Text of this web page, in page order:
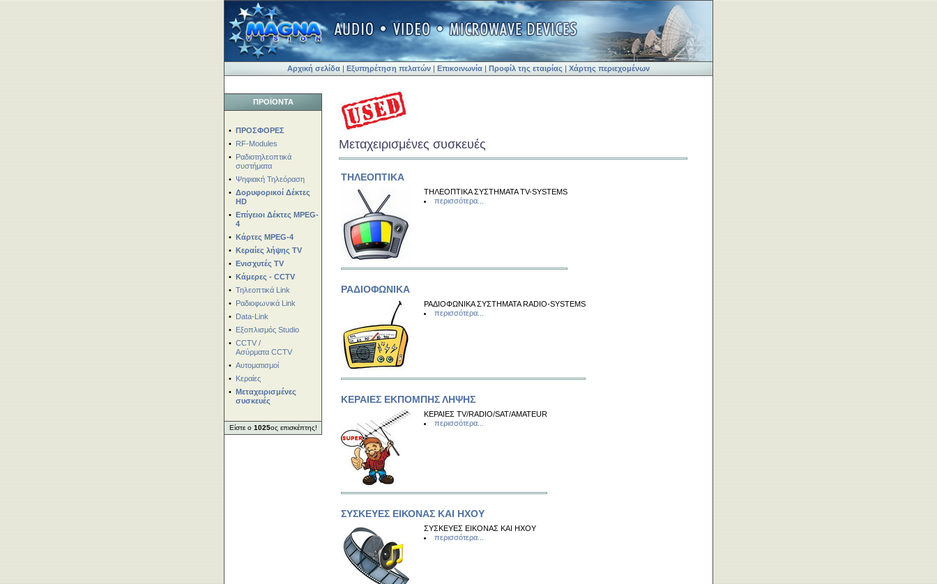
Αρχική σελίδα | Εξυπηρέτηση πελατών | Επικοινωνία | Προφίλ της εταιρίας|Χάρτης περιεχομένων
ΠΡΟΪΟΝΤΑ
• ΠΡΟΣΦΟΡΕΣ
• RF-Modules
• Ραδιοτηλεοπτικά
συστήματα
• Ψηφιακή Τηλεόραση
• Δορυφορικοί Δέκτες
HD
• Επίγειοι Δέκτες MPEG-
4
• Κάρτες MPEG-4
• Κεραίες λήψης TV
• Ενισχυτές TV
• Κάμερες - CCTV
• Τηλεοπτικά Link
• Ραδιοφωνικά Link
• Data-Link
• Εξοπλισμός Studio
• CCTV /
Ασύρματα CCTV
• Αυτοματισμοί
• Κεραίες
• Μεταχειρισμένες
συσκευές
Είστε ο 1025ος επισκέπτης!
Μεταχειρισμένες συσκευές
ΤΗΛΕΟΠΤΙΚΑ
ΤΗΛΕΟΠΤΙΚΑ ΣΥΣΤΗΜΑΤΑ TV-SYSTEMS
περισσότερα...
ΡΑΔΙΟΦΩΝΙΚΑ
ΡΑΔΙΟΦΩΝΙΚΑ ΣΥΣΤΗΜΑΤΑ RADIO-SYSTEMS
περισσότερα...
ΚΕΡΑΙΕΣ ΕΚΠΟΜΠΗΣ ΛΗΨΗΣ
ΚΕΡΑΙΕΣ TV/RADIO/SAT/AMATEUR
περισσότερα...
ΣΥΣΚΕΥΕΣ ΕΙΚΟΝΑΣ ΚΑΙ ΗΧΟΥ
ΣΥΣΚΕΥΕΣ ΕΙΚΟΝΑΣ ΚΑΙ ΗΧΟΥ
περισσότερα...